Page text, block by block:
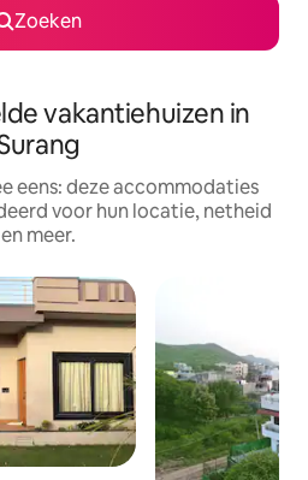
Zoeken
vakantiehuizen in
eens: deze accommodaties
voor hun locatie, netheid
en meer.